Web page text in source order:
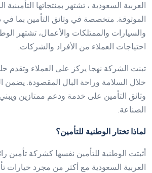
العربية السعودية ، تشتهر بمنتجاتها التأمينية
الموثوقة. متخصصة في وثائق التأمين بما
والسيارات والممتلكات والأعمال، تشتهر
احتياجات العملاء من الأفراد والشركات.
تبنت الشركة نهجا يركز على العملاء
خلال السلامة وراحة البال المقصودة.
وثائق التأمين على خدمة ودعم ممتازين
الصناعة.
لماذا تختار الوطنية للتأمين؟
أثبتت الوطنية للتأمين نفسها كشركة تأمين
العربية السعودية مع أكثر من مجرد خيارات